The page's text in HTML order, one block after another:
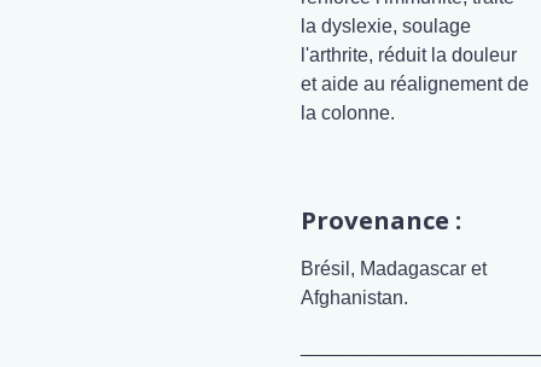
la dyslexie, soulage
l'arthrite, réduit la douleur
et aide au réalignement de
la colonne.
Provenance :
Brésil, Madagascar et
Afghanistan.